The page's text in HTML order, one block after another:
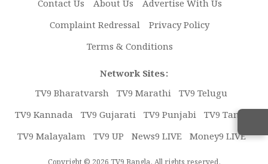
Contact Us About Us
Advertise With Us
Complaint Redressal
Privacy Policy
Terms & Conditions
Network Sites:
TV9 Bharatvarsh TV9 Marathi TV9 Telugu
TV9 Kannada TV9 Gujarati TV9 Punjabi TV9 Tamil
TV9 Malayalam TV9 UP News9 LIVE Money9 LIVE